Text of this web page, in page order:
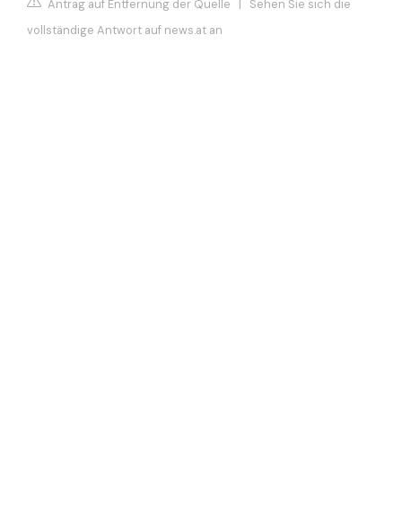
Antrag auf Entfernung der Quelle | Sehen Sie sich die
vollständige Antwort auf news.at an